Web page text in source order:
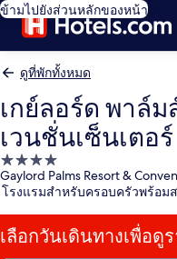
ข้ามไปยังส่วนหลักของหน้า
ดูที่พักทั้งหมด
เกย์ลอร์ด พาล์
เวนชั่นเซ็นเตอร์
ที่พัก
4.0
Gaylord Palms Resort &
โรงแรมสำหรับครอบครัวพร้อม
เลือกวันเดินทางเพื่อดู